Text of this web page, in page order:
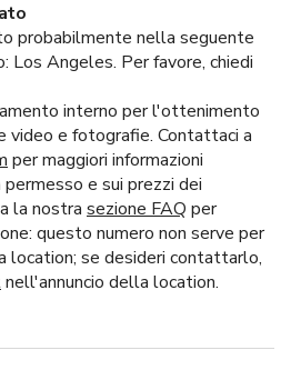
probabilmente nella seguente
Los Angeles. Per favore, chiedi
interno per l'ottenimento
video e fotografie. Contattaci a
per maggiori informazioni
e sui prezzi dei
la nostra sezione FAQ per
questo numero non serve per
se desideri contattarlo,
nell'annuncio della location.